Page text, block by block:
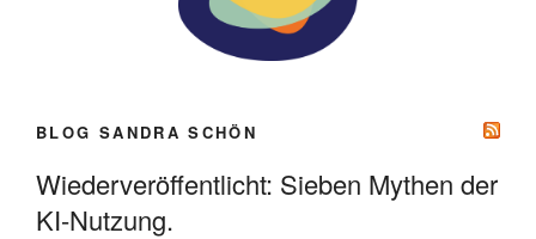
BLOG SANDRA SCHÖN
Wiederveröffentlicht: Sieben Mythen der
KI-Nutzung.